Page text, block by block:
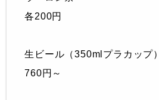
各200円
生ビール（350mlプラカップ）
760円～